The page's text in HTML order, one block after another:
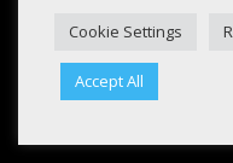
Cookie Settings
Accept All